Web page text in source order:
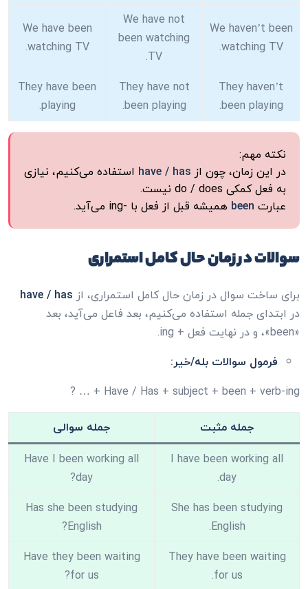
We haven’t been
watching TV.
We have not
been watching
TV.
We have been
watching TV.
They haven’t
been playing.
They have not
been playing.
They have been
playing.
نکته مهم:
در این زمان، چون از have / has استفاده می‌کنیم، نیازی
به فعل کمکی do / does نیست.
عبارت been همیشه قبل از فعل با -ing می‌آید.
سوالات در زمان حال کامل استمراری
برای ساخت سوال در زمان حال کامل استمراری، از have / has
در ابتدای جمله استفاده می‌کنیم، بعد فاعل می‌آید، بعد
«been»، و در نهایت فعل + ing.
فرمول سوالات بله/خیر:
Have / Has + subject + been + verb-ing + … ?
جمله مثبت
جمله سوالی
I have been working all
day.
Have I been working all
day?
She has been studying
English.
Has she been studying
English?
They have been waiting
for us.
Have they been waiting
for us?